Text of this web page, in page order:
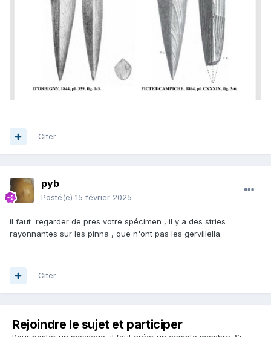
Citer
pyb
Posté(e) 15 février 2025
il faut regarder de pres votre spécimen , il y a des stries
rayonnantes sur les pinna , que n'ont pas les gervillella.
Citer
Rejoindre le sujet et participer